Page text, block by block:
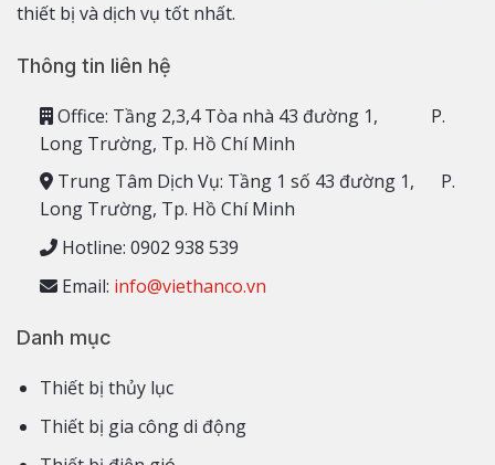
thiết bị và dịch vụ tốt nhất.
Thông tin liên hệ
Office: Tầng 2,3,4 Tòa nhà 43 đường 1, P.
Long Trường, Tp. Hồ Chí Minh
Trung Tâm Dịch Vụ: Tầng 1 số 43 đường 1, P.
Long Trường, Tp. Hồ Chí Minh
Hotline: 0902 938 539
Email: info@viethanco.vn
Danh mục
Thiết bị thủy lục
Thiết bị gia công di động